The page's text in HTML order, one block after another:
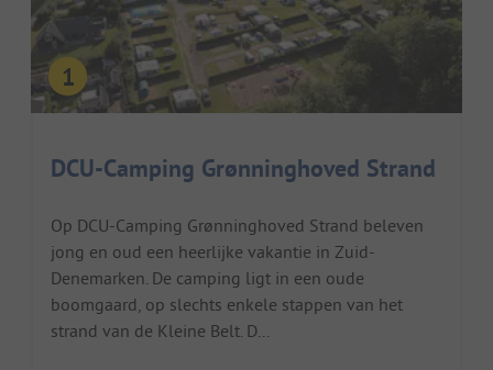
DCU-Camping Grønninghoved Strand
Op DCU-Camping Grønninghoved Strand beleven
jong en oud een heerlijke vakantie in Zuid-
Denemarken. De camping ligt in een oude
boomgaard, op slechts enkele stappen van het
strand van de Kleine Belt. D...